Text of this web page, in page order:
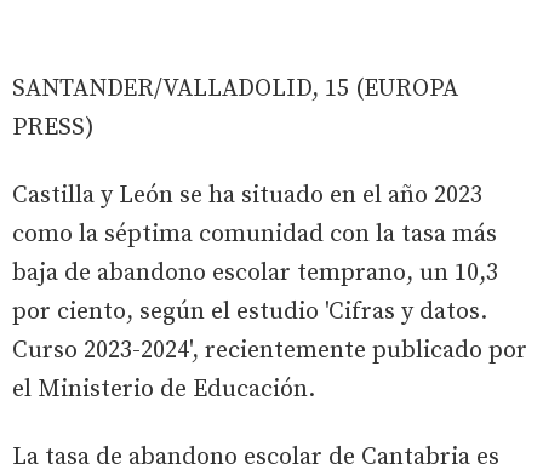
SANTANDER/VALLADOLID, 15 (EUROPA
PRESS)
Castilla y León se ha situado en el año 2023
como la séptima comunidad con la tasa más
baja de abandono escolar temprano, un 10,3
por ciento, según el estudio 'Cifras y datos.
Curso 2023-2024', recientemente publicado por
el Ministerio de Educación.
La tasa de abandono escolar de Cantabria es